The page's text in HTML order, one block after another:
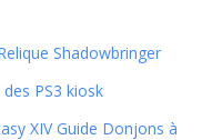
Shadowbringer
PS3 kiosk
XIV Guide Donjons à